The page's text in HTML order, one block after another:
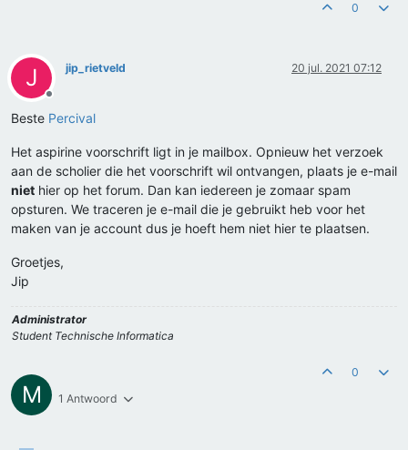
0
J
Offline
jip_rietveld 20 jul. 2021 07:12
Beste Percival
Het aspirine voorschrift ligt in je mailbox. Opnieuw het verzoek
aan de scholier die het voorschrift wil ontvangen, plaats je e-mail
niet hier op het forum. Dan kan iedereen je zomaar spam
opsturen. We traceren je e-mail die je gebruikt heb voor het
maken van je account dus je hoeft hem niet hier te plaatsen.
Groetjes,
Jip
Administrator
Student Technische Informatica
M 1 Antwoord
0